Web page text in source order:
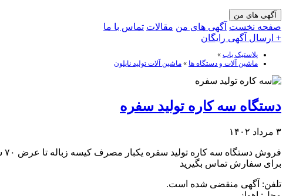
آگهی های من
صفحه نخست آگهی های من مقالات تماس با ما
+ ارسال آگهی رایگان
پلاستیک یاب »
ماشین آلات و دستگاه ها » ماشین آلات تولید نایلون
دستگاه سه کاره تولید سفره
۳ مرداد ۱۴۰۲
برای سفارش تماس بگیرید
تلفن: آگهی منقضی شده است.